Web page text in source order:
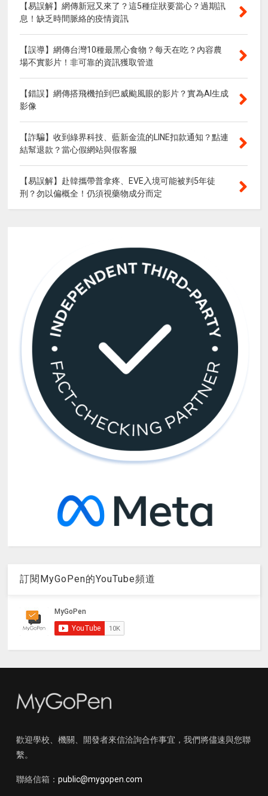
【易誤解】網傳新冠又來了？這5種症狀要當心？過期訊
息！缺乏時間脈絡的疫情資訊
【誤導】網傳台灣10種最黑心食物？每天在吃？內容農
場不實影片！非可靠的資訊獲取管道
【錯誤】網傳搭飛機拍到巴威颱風眼的影片？實為AI生成
影像
【詐騙】收到綠界科技、藍新金流的LINE扣款通知？點連
結幫退款？當心假網站與假客服
【易誤解】赴韓攜帶普拿疼、EVE入境可能被判5年徒
刑？勿以偏概全！仍須視藥物成分而定
訂閱MyGoPen的YouTube頻道
歡迎學校、機關、開發者來信洽詢合作事宜，我們將儘速與您聯
繫。
聯絡信箱： public@mygopen.com